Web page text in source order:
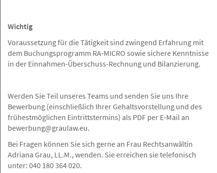
Rechtsanwaltsfachangestellte/-er
(m/w/d) in der Hamburger Innenstadt
gesucht
Anwaltskanzlei Alhorn
Hamburg Angebot
05.08.2026
Rechtsanwalt (m/w/d) mit
Partnerschafts-Option
Wichtig
Voraussetzung für die Tätigkeit sind zwingend Erfahrung mit
dem Buchungsprogramm RA-MICRO sowie sichere Kenntnisse
in der Einnahmen-Überschuss-Rechnung und Bilanzierung.
Werden Sie Teil unseres Teams und senden Sie uns Ihre
Bewerbung (einschließlich Ihrer Gehaltsvorstellung und des
frühestmöglichen Eintrittstermins) als PDF per E-Mail an
bewerbung@graulaw.eu.
Bei Fragen können Sie sich gerne an Frau Rechtsanwältin
Adriana Grau, LL.M., wenden. Sie erreichen sie telefonisch
unter: 040 180 364 020.